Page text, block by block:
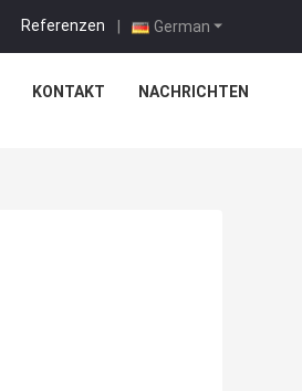
German
Referenzen |
KONTAKT NACHRICHTEN